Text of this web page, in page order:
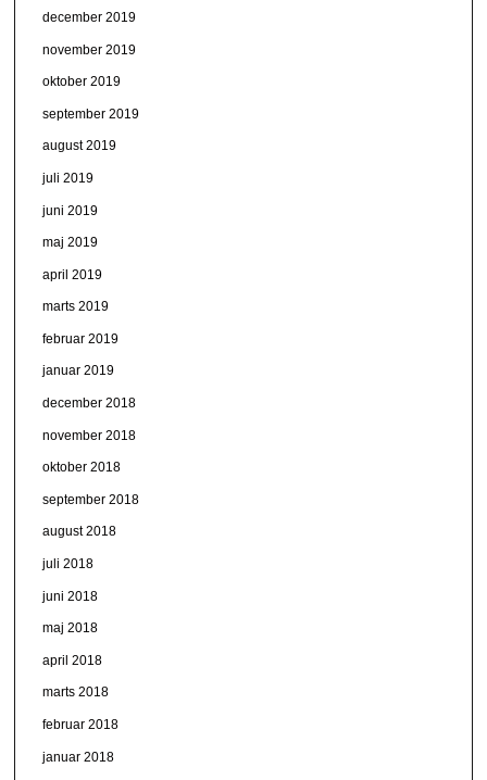
december 2019
november 2019
oktober 2019
september 2019
august 2019
juli 2019
juni 2019
maj 2019
april 2019
marts 2019
februar 2019
januar 2019
december 2018
november 2018
oktober 2018
september 2018
august 2018
juli 2018
juni 2018
maj 2018
april 2018
marts 2018
februar 2018
januar 2018